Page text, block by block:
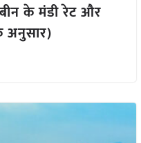
के मंडी रेट और
अनुसार)